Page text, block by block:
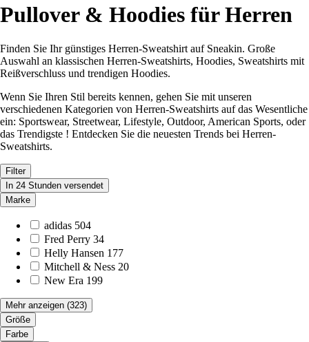
Pullover & Hoodies für Herren
Finden Sie Ihr günstiges Herren-Sweatshirt auf Sneakin. Große
Auswahl an klassischen Herren-Sweatshirts, Hoodies, Sweatshirts mit
Reißverschluss und trendigen Hoodies.
Wenn Sie Ihren Stil bereits kennen, gehen Sie mit unseren
verschiedenen Kategorien von Herren-Sweatshirts auf das Wesentliche
ein: Sportswear, Streetwear, Lifestyle, Outdoor, American Sports, oder
das Trendigste ! Entdecken Sie die neuesten Trends bei Herren-
Sweatshirts.
Filter
In 24 Stunden versendet
Marke
adidas 504
Fred Perry 34
Helly Hansen 177
Mitchell & Ness 20
New Era 199
Mehr anzeigen (323)
Größe
Farbe